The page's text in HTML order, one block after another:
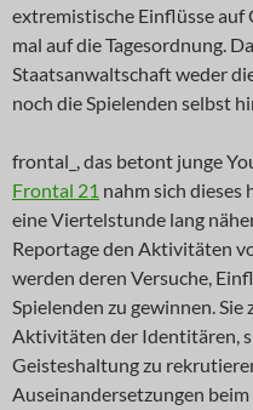
extremistische Einflüsse
mal auf die Tagesordnung.
Staatsanwaltschaft weder
noch die Spielenden selbst
frontal_, das betont junge
Frontal 21 nahm sich dieses
eine Viertelstunde lang
Reportage den Aktivitäten
werden deren Versuche,
Spielenden zu gewinnen.
Aktivitäten der Identitären,
Geisteshaltung zu
Auseinandersetzungen